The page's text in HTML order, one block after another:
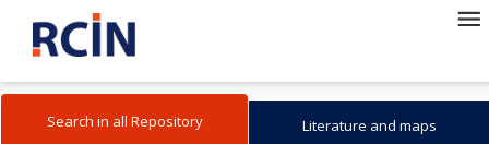
Search in all Repository Literature and maps